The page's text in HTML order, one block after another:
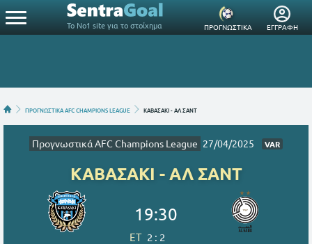
Το Νο1 site για το στοίχημα ΠΡΟΓΝΩΣΤΙΚΑ ΕΓΓΡΑΦΗ
ΠΡΟΓΝΩΣΤΙΚΑ AFC CHAMPIONS LEAGUE ΚΑΒΑΣΑΚΙ - ΑΛ ΣΑΝΤ
Προγνωστικά AFC Champions League 27/04/2025 VAR
ΚΑΒΑΣΑΚΙ - ΑΛ ΣΑΝΤ
19:30
ET 2 : 2